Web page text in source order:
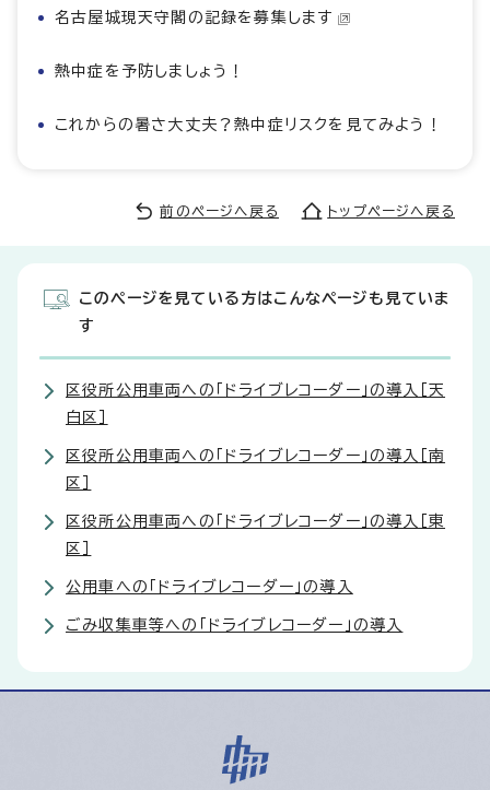
名古屋城現天守閣の記録を募集します
熱中症を予防しましょう！
これからの暑さ大丈夫？熱中症リスクを見てみよう！
前のページへ戻る トップページへ戻る
このページを見ている方はこんなページも見ていま
す
区役所公用車両への「ドライブレコーダー」の導入［天
白区］
区役所公用車両への「ドライブレコーダー」の導入［南
区］
区役所公用車両への「ドライブレコーダー」の導入［東
区］
公用車への「ドライブレコーダー」の導入
ごみ収集車等への「ドライブレコーダー」の導入